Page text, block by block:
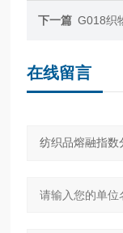
下一篇 G018织
在线留言